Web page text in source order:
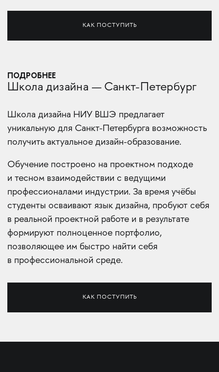
КАК ПОСТУПИТЬ
ПОДРОБНЕЕ
Школа дизайна — Санкт-Петербург
Школа дизайна НИУ ВШЭ предлагает
уникальную для Санкт-Петербурга возможность
получить актуальное дизайн-образование.
Обучение построено на проектном подходе
и тесном взаимодействии с ведущими
профессионалами индустрии. За время учёбы
студенты осваивают язык дизайна, пробуют себя
в реальной проектной работе и в результате
формируют полноценное портфолио,
позволяющее им быстро найти себя
в профессиональной среде.
КАК ПОСТУПИТЬ